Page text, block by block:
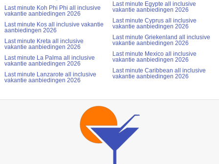
Last minute Koh Phi Phi all inclusive
vakantie aanbiedingen 2026
Last minute Kos all inclusive vakantie
aanbiedingen 2026
Last minute Kreta all inclusive
vakantie aanbiedingen 2026
Last minute La Palma all inclusive
vakantie aanbiedingen 2026
Last minute Lanzarote all inclusive
vakantie aanbiedingen 2026
Last minute Egypte all inclusive
vakantie aanbiedingen 2026
Last minute Cyprus all inclusive
vakantie aanbiedingen 2026
Last minute Griekenland all inclusive
vakantie aanbiedingen 2026
Last minute Mexico all inclusive
vakantie aanbiedingen 2026
Last minute Caribbean all inclusive
vakantie aanbiedingen 2026